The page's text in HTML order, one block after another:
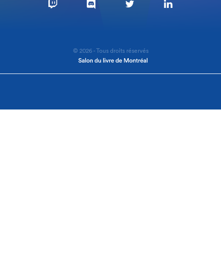
© 2026 - Tous droits réservés